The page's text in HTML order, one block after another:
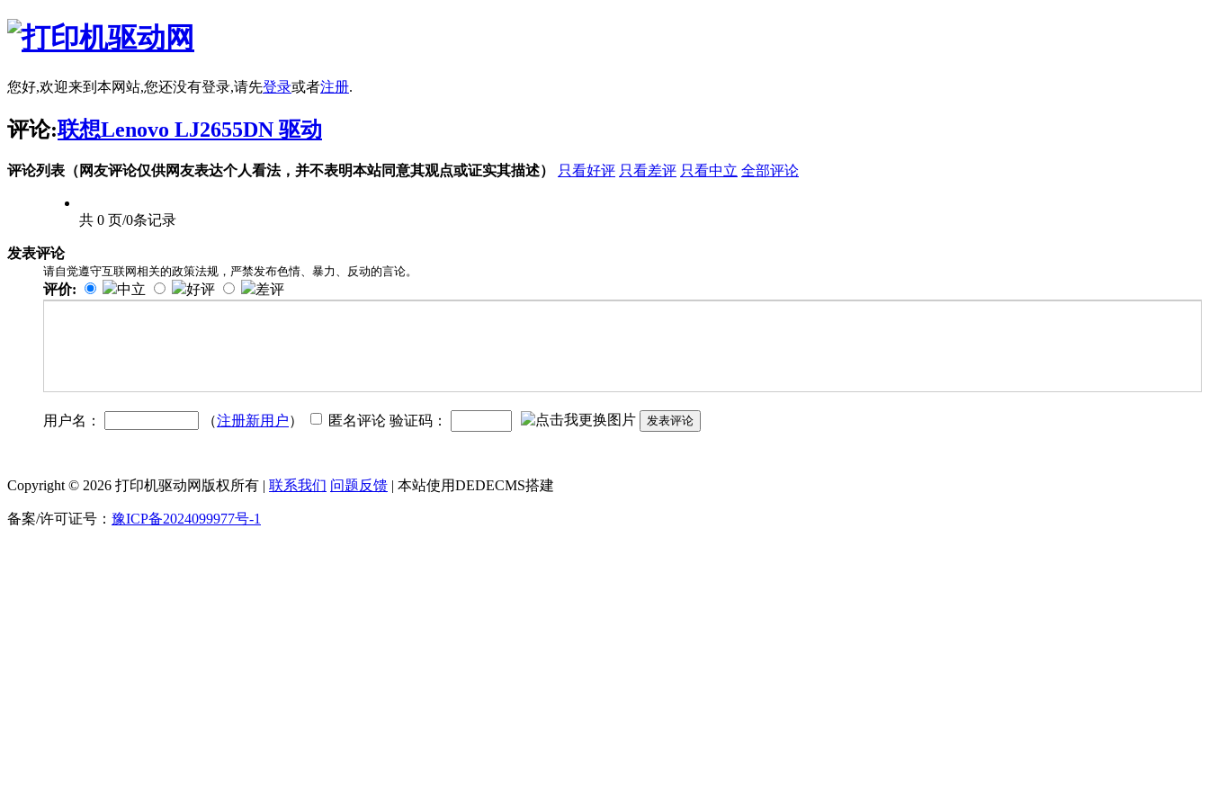
您好,欢迎来到本网站,您还没有登录,请先登录或者注册.
评论:联想Lenovo LJ2655DN 驱动
评论列表（网友评论仅供网友表达个人看法，并不表明本站同意其观点或证实其描述） 只看好评 只看差评 只看中立 全部评论
共 0 页/0条记录
发表评论
请自觉遵守互联网相关的政策法规，严禁发布色情、暴力、反动的言论。
评价: 中立 好评 差评
用户名： （注册新用户） 匿名评论 验证码： 发表评论
Copyright © 2026 打印机驱动网版权所有 | 联系我们 问题反馈 | 本站使用DEDECMS搭建
备案/许可证号： 豫ICP备2024099977号-1